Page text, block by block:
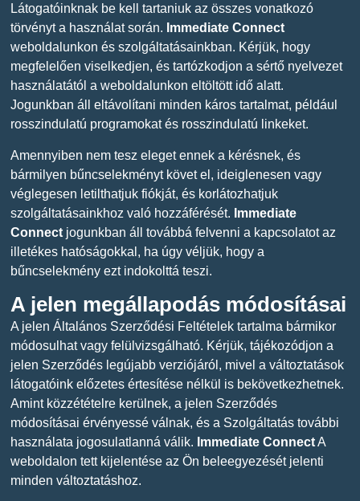
Látogatóinknak be kell tartaniuk az összes vonatkozó
törvényt a használat során. Immediate Connect
weboldalunkon és szolgáltatásainkban. Kérjük, hogy
megfelelően viselkedjen, és tartózkodjon a sértő nyelvezet
használatától a weboldalunkon eltöltött idő alatt.
Jogunkban áll eltávolítani minden káros tartalmat, például
rosszindulatú programokat és rosszindulatú linkeket.
Amennyiben nem tesz eleget ennek a kérésnek, és
bármilyen bűncselekményt követ el, ideiglenesen vagy
véglegesen letilthatjuk fiókját, és korlátozhatjuk
szolgáltatásainkhoz való hozzáférését. Immediate
Connect jogunkban áll továbbá felvenni a kapcsolatot az
illetékes hatóságokkal, ha úgy véljük, hogy a
bűncselekmény ezt indokolttá teszi.
A jelen megállapodás módosításai
A jelen Általános Szerződési Feltételek tartalma bármikor
módosulhat vagy felülvizsgálható. Kérjük, tájékozódjon a
jelen Szerződés legújabb verziójáról, mivel a változtatások
látogatóink előzetes értesítése nélkül is bekövetkezhetnek.
Amint közzétételre kerülnek, a jelen Szerződés
módosításai érvényessé válnak, és a Szolgáltatás további
használata jogosulatlanná válik. Immediate ConnectA
weboldalon tett kijelentése az Ön beleegyezését jelenti
minden változtatáshoz.